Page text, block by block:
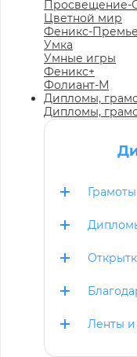
Просвещение-
Цветной мир
Феникс-
Умка
Умные игры
Феникс+
Фолиант-М
Дипломы,
Дипломы,
Грамоты
Ленты